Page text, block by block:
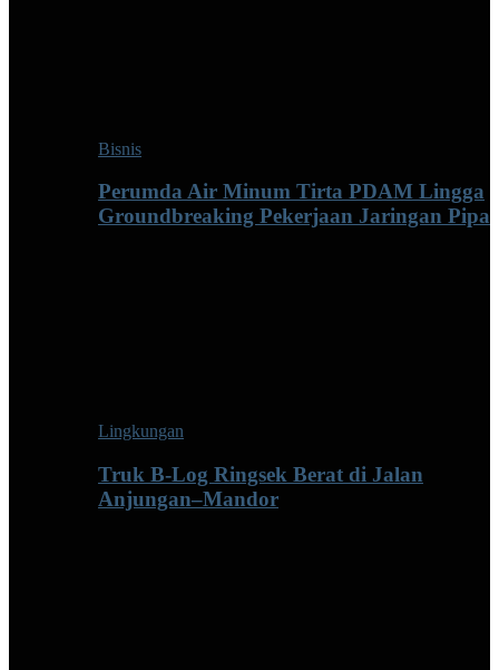
Bisnis
Perumda Air Minum Tirta PDAM Lingga
Groundbreaking Pekerjaan Jaringan Pipa
Lingkungan
Truk B-Log Ringsek Berat di Jalan
Anjungan–Mandor